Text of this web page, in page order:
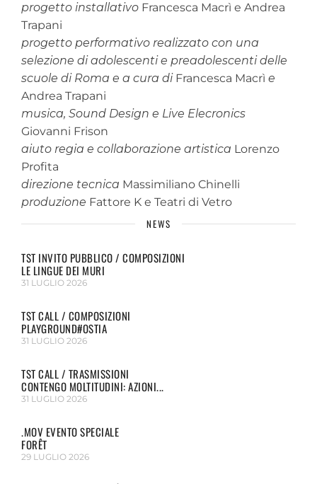
progetto installativo Francesca Macrì e Andrea
Trapani
progetto performativo realizzato con una
selezione di adolescenti e preadolescenti delle
scuole di Roma e a cura di Francesca Macrì e
Andrea Trapani
musica, Sound Design e Live Elecronics
Giovanni Frison
aiuto regia e collaborazione artistica Lorenzo
Profita
direzione tecnica Massimiliano Chinelli
produzione Fattore K e Teatri di Vetro
NEWS
TST INVITO PUBBLICO / COMPOSIZIONI
LE LINGUE DEI MURI
31 LUGLIO 2026
TST CALL / COMPOSIZIONI
PLAYGROUND#OSTIA
31 LUGLIO 2026
TST CALL / TRASMISSIONI
CONTENGO MOLTITUDINI: AZIONI...
31 LUGLIO 2026
.MOV EVENTO SPECIALE
FORÊT
29 LUGLIO 2026